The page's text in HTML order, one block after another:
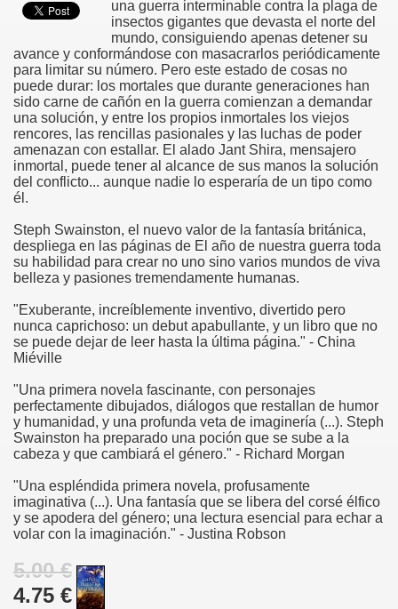
una guerra interminable contra la plaga de
insectos gigantes que devasta el norte del
mundo, consiguiendo apenas detener su
avance y conformándose con masacrarlos periódicamente
para limitar su número. Pero este estado de cosas no
puede durar: los mortales que durante generaciones han
sido carne de cañón en la guerra comienzan a demandar
una solución, y entre los propios inmortales los viejos
rencores, las rencillas pasionales y las luchas de poder
amenazan con estallar. El alado Jant Shira, mensajero
inmortal, puede tener al alcance de sus manos la solución
del conflicto... aunque nadie lo esperaría de un tipo como
él.
Steph Swainston, el nuevo valor de la fantasía británica,
despliega en las páginas de El año de nuestra guerra toda
su habilidad para crear no uno sino varios mundos de viva
belleza y pasiones tremendamente humanas.
"Exuberante, increíblemente inventivo, divertido pero
nunca caprichoso: un debut apabullante, y un libro que no
se puede dejar de leer hasta la última página." - China
Miéville
"Una primera novela fascinante, con personajes
perfectamente dibujados, diálogos que restallan de humor
y humanidad, y una profunda veta de imaginería (...). Steph
Swainston ha preparado una poción que se sube a la
cabeza y que cambiará el género." - Richard Morgan
"Una espléndida primera novela, profusamente
imaginativa (...). Una fantasía que se libera del corsé élfico
y se apodera del género; una lectura esencial para echar a
volar con la imaginación." - Justina Robson
5.00 €
4.75 €